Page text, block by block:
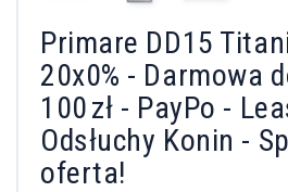
Primare DD15
20x0% - Darmowa
100 zł - PayPo -
Odsłuchy Konin -
oferta!